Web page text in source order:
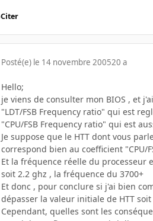
Citer
Posté(e) le 14 novembre 200520 a
Hello;
je viens de consulter mon BIOS , et
"LDT/FSB Frequency ratio" qui est
"CPU/FSB Frequency ratio" qui est
Je suppose que le HTT dont vous
correspond bien au coefficient "CPU/
Et la fréquence réelle du processeur
soit 2.2 ghz , la fréquence du 3700+
Et donc , pour conclure si j'ai bien
dépasser la valeur initiale de HTT soit
Cependant, quelles sont les